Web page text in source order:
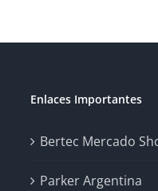
Enlaces Importantes
Bertec Mercado
Parker Argentina